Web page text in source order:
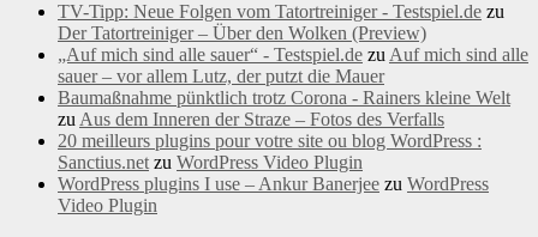
TV-Tipp: Neue Folgen vom Tatortreiniger - Testspiel.de zu
Der Tatortreiniger – Über den Wolken (Preview)
„Auf mich sind alle sauer“ - Testspiel.de zu Auf mich sind alle
sauer – vor allem Lutz, der putzt die Mauer
Baumaßnahme pünktlich trotz Corona - Rainers kleine Welt
zu Aus dem Inneren der Straze – Fotos des Verfalls
20 meilleurs plugins pour votre site ou blog WordPress :
Sanctius.net zu WordPress Video Plugin
WordPress plugins I use – Ankur Banerjee zu WordPress
Video Plugin